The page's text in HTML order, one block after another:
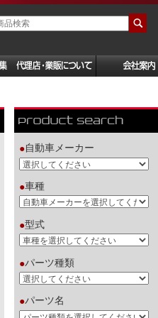
●自動車メーカー
●車種
●型式
●パーツ種類
●パーツ名